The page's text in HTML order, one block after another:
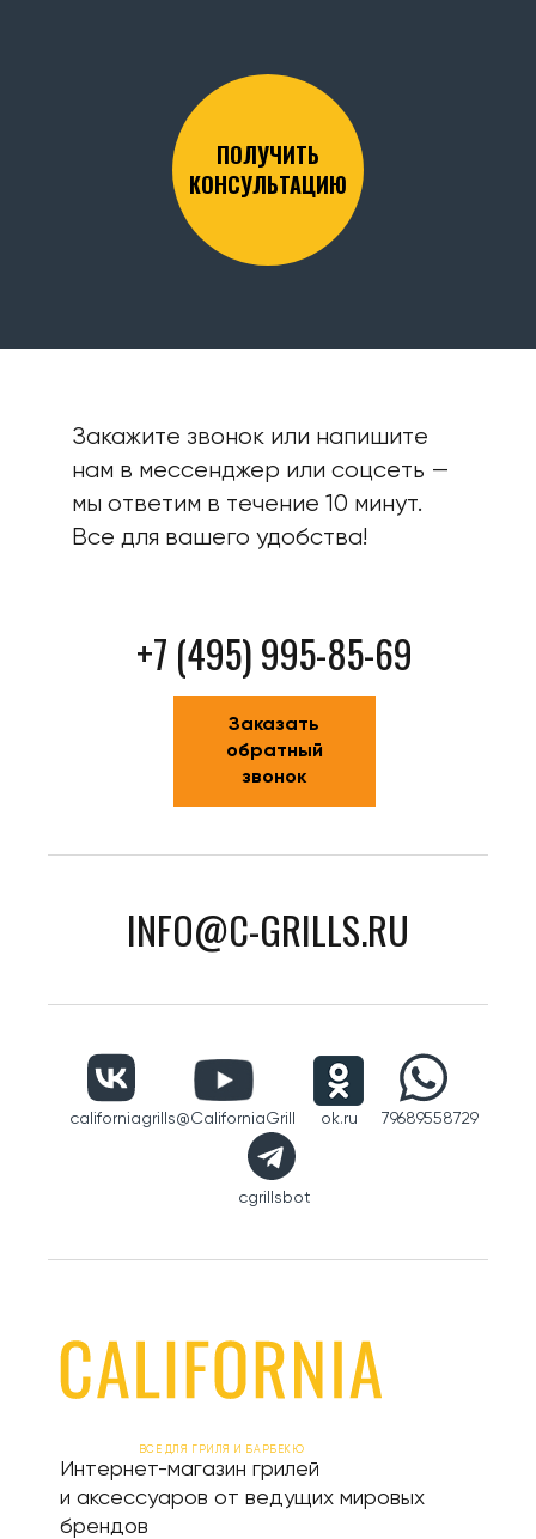
ПОЛУЧИТЬ
КОНСУЛЬТАЦИЮ
Закажите звонок или напишите
нам в мессенджер или соцсеть —
мы ответим в течение 10 минут.
Все для вашего удобства!
+7 (495) 995-85-69
Заказать
обратный
звонок
INFO@C-GRILLS.RU
californiagrills@CaliforniaGrill ok.ru 79689558729
cgrillsbot
ВСЕ ДЛЯ ГРИЛЯ И БАРБЕКЮ
Интернет-магазин грилей
и аксессуаров от ведущих мировых
брендов